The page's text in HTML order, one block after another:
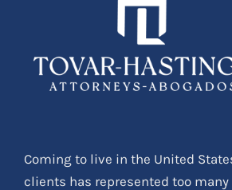
Coming to live in the United
clients has represented too